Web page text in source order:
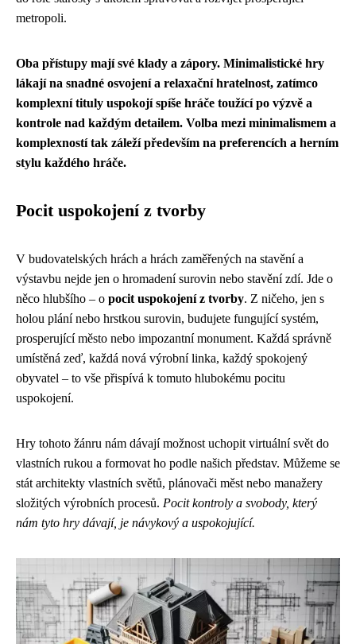
metropoli.
Oba přístupy mají své klady a zápory. Minimalistické hry
lákají na snadné osvojení a relaxační hratelnost, zatímco
komplexní tituly uspokojí spíše hráče toužící po výzvě a
kontrole nad každým detailem. Volba mezi minimalismem a
komplexností tak záleží především na preferencích a herním
stylu každého hráče.
Pocit uspokojení z tvorby
V budovatelských hrách a hrách zaměřených na stavění a
výstavbu nejde jen o hromadení surovin nebo stavění zdí. Jde o
něco hlubšího – o pocit uspokojení z tvorby. Z ničeho, jen s
holou plání nebo hrstkou surovin, budujete fungující systém,
prosperující město nebo impozantní monument. Každá správně
umístěná zeď, každá nová výrobní linka, každý spokojený
obyvatel – to vše přispívá k tomuto hlubokému pocitu
uspokojení.
Hry tohoto žánru nám dávají možnost uchopit virtuální svět do
vlastních rukou a formovat ho podle našich představ. Můžeme se
stát architekty vlastních světů, plánovači měst nebo manažery
složitých výrobních procesů. Pocit kontroly a svobody, který
nám tyto hry dávají, je návykový a uspokojující.